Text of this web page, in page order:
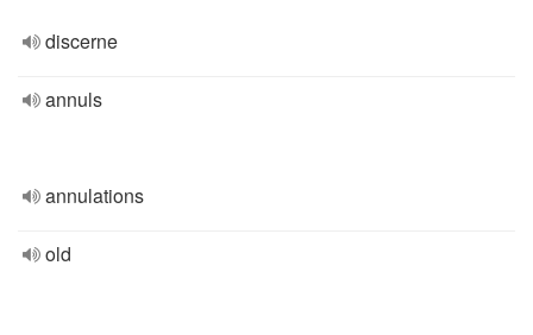
discerne
annuls
annulations
old